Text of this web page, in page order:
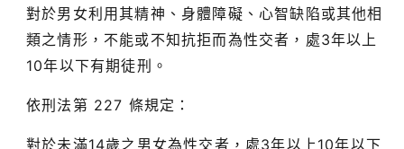
對於男女利用其精神、身體障礙、心智缺陷或其他相
類之情形，不能或不知抗拒而為性交者，處3年以上
10年以下有期徒刑。
依刑法第 227 條規定：
對於未滿14歲之男女為性交者，處3年以上10年以下